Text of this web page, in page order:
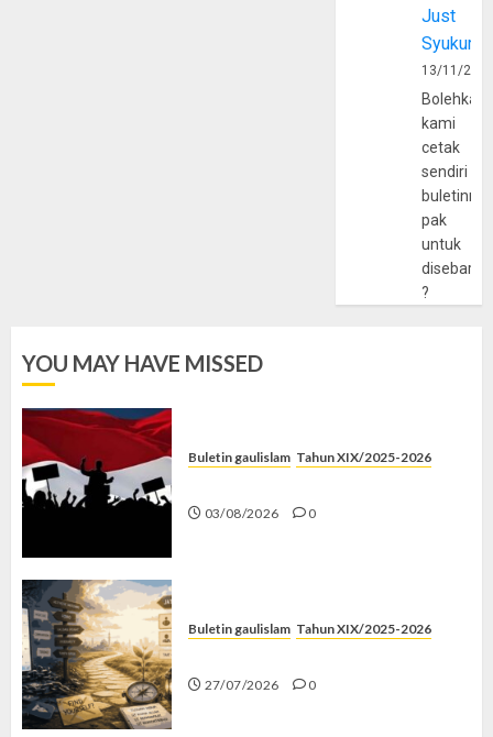
Just
Syukur
13/11/
Bolehkah
kami
cetak
sendiri
pak
untuk
?
YOU MAY HAVE MISSED
Buletin gaulislam Tahun XIX/2025-2026
03/08/2026 0
Buletin gaulislam Tahun XIX/2025-2026
27/07/2026 0